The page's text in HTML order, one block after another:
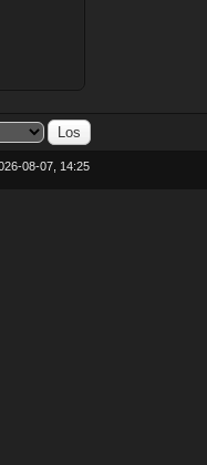
08-07, 14:25